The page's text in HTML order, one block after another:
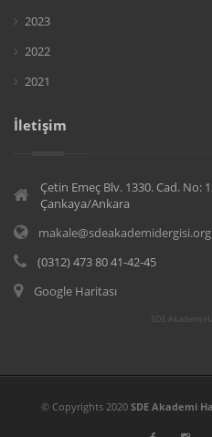
2023
2022
2021
İletişim
Çetin Emeç Blv. 1330. Cad. No:
Çankaya/Ankara
makale@sdeakademidergisi.org
(0312) 473 80 41-42-45
Google Haritası
SDE Akademi
© Copyrights 2020 SDE Akademi